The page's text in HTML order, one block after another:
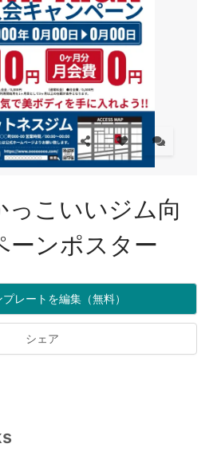
っこいいジム向
ーンポスター
レートを編集（無料）
シェア